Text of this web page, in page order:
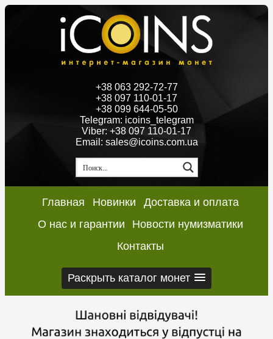
+38 063 292-72-77
+38 097 110-01-17
+38 099 644-05-50
Telegram: icoins_telegram
Viber: +38 097 110-01-17
Email: sales@icoins.com.ua
Главная Новинки
Доставка и оплата
О нас и гарантии
Новости нумизматики
Контакты
Раскрыть каталог монет